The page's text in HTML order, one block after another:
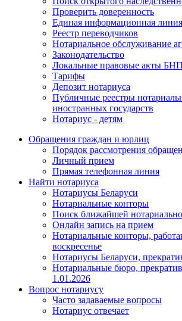
Проверить доверенность
Единая информационная линия
Реестр переводчиков
Нотариальное обслуживание
Законодательство
Локальные правовые акты БНП
Тарифы
Депозит нотариуса
Публичные реестры
иностранных государств
Нотариус - детям
Обращения граждан и юрлиц
Порядок рассмотрения
Личный прием
Прямая телефонная линия
Найти нотариуса
Нотариусы Беларуси
Нотариальные конторы
Поиск ближайшей
Онлайн запись на прием
Нотариальные конторы,
воскресенье
Нотариусы Беларуси,
Нотариальные бюро,
1.01.2026
Вопрос нотариусу
Часто задаваемые вопросы
Нотариус отвечает